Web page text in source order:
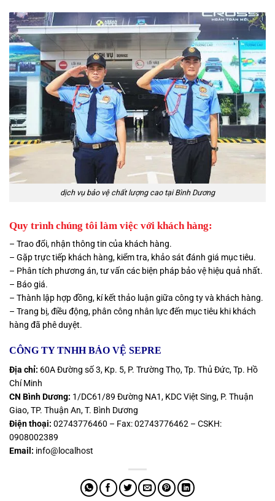
dịch vụ bảo vệ chất lượng cao tại Bình Dương
Quy trình chúng tôi làm việc với khách hàng:
– Trao đổi, nhận thông tin của khách hàng.
– Gặp trực tiếp khách hàng, kiểm tra, khảo sát đánh giá mục tiêu.
– Phân tích phương án, tư vấn các biện pháp bảo vệ hiệu quả nhất.
– Báo giá.
– Thành lập hợp đồng, kí kết thảo luận giữa công ty và khách hàng.
– Trang bị, điều động, phân công nhân lực đến mục tiêu khi khách
hàng đã phê duyệt.
CÔNG TY TNHH BẢO VỆ SEPRE
Địa chỉ: 60A Đường số 3, Kp. 5, P. Trường Thọ, Tp. Thủ Đức, Tp. Hồ
Chí Minh
CN Bình Dương: 1/DC61/89 Đường NA1, KDC Việt Sing, P. Thuận
Giao, TP. Thuận An, T. Bình Dương
Điện thoại: 02743776460 – Fax: 02743776462 – CSKH:
0908002389
Email: info@localhost